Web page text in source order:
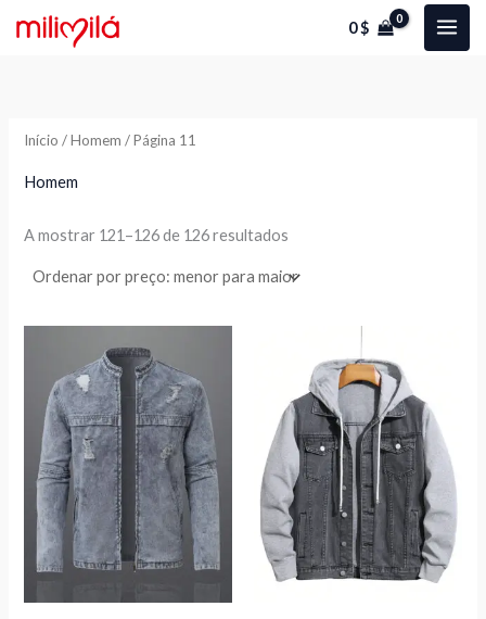
0$
Início /Homem / Página 11
Homem
A mostrar 121–126 de 126 resultados